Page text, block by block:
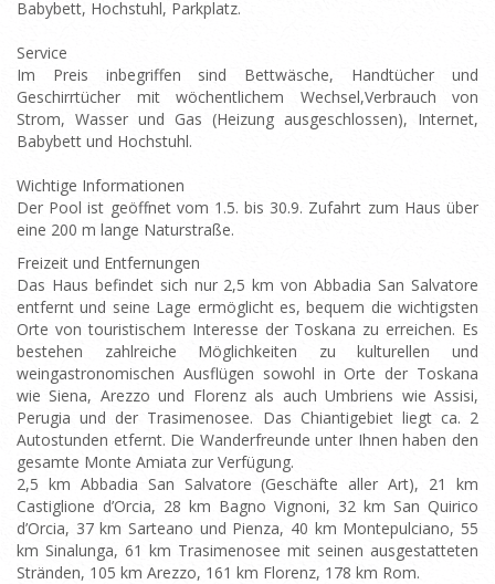
Babybett, Hochstuhl, Parkplatz.
Service
Im Preis inbegriffen sind Bettwäsche, Handtücher und
Geschirrtücher mit wöchentlichem Wechsel,Verbrauch von
Strom, Wasser und Gas (Heizung ausgeschlossen), Internet,
Babybett und Hochstuhl.
Wichtige Informationen
Der Pool ist geöffnet vom 1.5. bis 30.9. Zufahrt zum Haus über
eine 200 m lange Naturstraße.
Freizeit und Entfernungen
Das Haus befindet sich nur 2,5 km von Abbadia San Salvatore
entfernt und seine Lage ermöglicht es, bequem die wichtigsten
Orte von touristischem Interesse der Toskana zu erreichen. Es
bestehen zahlreiche Möglichkeiten zu kulturellen und
weingastronomischen Ausflügen sowohl in Orte der Toskana
wie Siena, Arezzo und Florenz als auch Umbriens wie Assisi,
Perugia und der Trasimenosee. Das Chiantigebiet liegt ca. 2
Autostunden etfernt. Die Wanderfreunde unter Ihnen haben den
gesamte Monte Amiata zur Verfügung.
2,5 km Abbadia San Salvatore (Geschäfte aller Art), 21 km
Castiglione d’Orcia, 28 km Bagno Vignoni, 32 km San Quirico
d’Orcia, 37 km Sarteano und Pienza, 40 km Montepulciano, 55
km Sinalunga, 61 km Trasimenosee mit seinen ausgestatteten
Stränden, 105 km Arezzo, 161 km Florenz, 178 km Rom.